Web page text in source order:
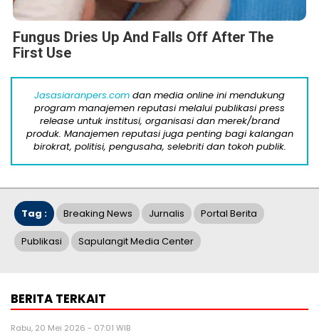
Fungus Dries Up And Falls Off After The
First Use
Jasasiaranpers.com dan media online ini mendukung
program manajemen reputasi melalui publikasi press
release untuk institusi, organisasi dan merek/brand
produk. Manajemen reputasi juga penting bagi kalangan
birokrat, politisi, pengusaha, selebriti dan tokoh publik.
Tag : Breaking News Jurnalis Portal Berita
Publikasi Sapulangit Media Center
BERITA TERKAIT
Rabu, 20 Mei 2026 - 07:01 WIB